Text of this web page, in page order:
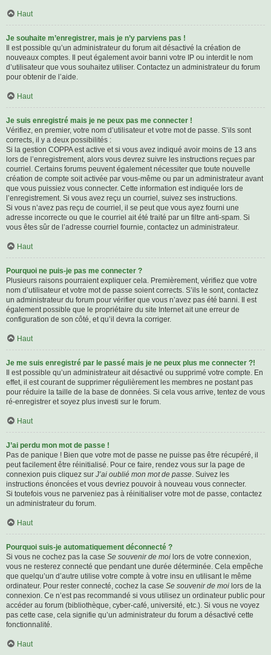
Haut
Je souhaite m’enregistrer, mais je n’y parviens pas !
Il est possible qu’un administrateur du forum ait désactivé la création de
nouveaux comptes. Il peut également avoir banni votre IP ou interdit le nom
d’utilisateur que vous souhaitez utiliser. Contactez un administrateur du forum
pour obtenir de l’aide.
Haut
Je suis enregistré mais je ne peux pas me connecter !
Vérifiez, en premier, votre nom d’utilisateur et votre mot de passe. S’ils sont
corrects, il y a deux possibilités :
Si la gestion COPPA est active et si vous avez indiqué avoir moins de 13 ans
lors de l’enregistrement, alors vous devrez suivre les instructions reçues par
courriel. Certains forums peuvent également nécessiter que toute nouvelle
création de compte soit activée par vous-même ou par un administrateur avant
que vous puissiez vous connecter. Cette information est indiquée lors de
l’enregistrement. Si vous avez reçu un courriel, suivez ses instructions.
Si vous n’avez pas reçu de courriel, il se peut que vous ayez fourni une
adresse incorrecte ou que le courriel ait été traité par un filtre anti-spam. Si
vous êtes sûr de l’adresse courriel fournie, contactez un administrateur.
Haut
Pourquoi ne puis-je pas me connecter ?
Plusieurs raisons pourraient expliquer cela. Premièrement, vérifiez que votre
nom d’utilisateur et votre mot de passe soient corrects. S’ils le sont, contactez
un administrateur du forum pour vérifier que vous n’avez pas été banni. Il est
également possible que le propriétaire du site Internet ait une erreur de
configuration de son côté, et qu’il devra la corriger.
Haut
Je me suis enregistré par le passé mais je ne peux plus me connecter ?!
Il est possible qu’un administrateur ait désactivé ou supprimé votre compte. En
effet, il est courant de supprimer régulièrement les membres ne postant pas
pour réduire la taille de la base de données. Si cela vous arrive, tentez de vous
ré-enregistrer et soyez plus investi sur le forum.
Haut
J’ai perdu mon mot de passe !
Pas de panique ! Bien que votre mot de passe ne puisse pas être récupéré, il
peut facilement être réinitialisé. Pour ce faire, rendez vous sur la page de
connexion puis cliquez sur J’ai oublié mon mot de passe. Suivez les
instructions énoncées et vous devriez pouvoir à nouveau vous connecter.
Si toutefois vous ne parveniez pas à réinitialiser votre mot de passe, contactez
un administrateur du forum.
Haut
Pourquoi suis-je automatiquement déconnecté ?
Si vous ne cochez pas la case Se souvenir de moi lors de votre connexion,
vous ne resterez connecté que pendant une durée déterminée. Cela empêche
que quelqu’un d’autre utilise votre compte à votre insu en utilisant le même
ordinateur. Pour rester connecté, cochez la case Se souvenir de moi lors de la
connexion. Ce n’est pas recommandé si vous utilisez un ordinateur public pour
accéder au forum (bibliothèque, cyber-café, université, etc.). Si vous ne voyez
pas cette case, cela signifie qu’un administrateur du forum a désactivé cette
fonctionnalité.
Haut